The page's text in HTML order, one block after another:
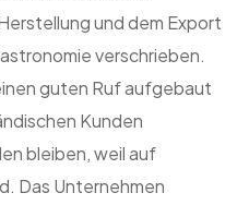
und dem Export
verschrieben.
guten Ruf aufgebaut
Kunden
bleiben, weil auf
Das Unternehmen